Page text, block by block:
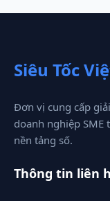
Siêu Tốc
Đơn vị cung cấp
doanh nghiệp
nền tảng số.
Thông tin liên